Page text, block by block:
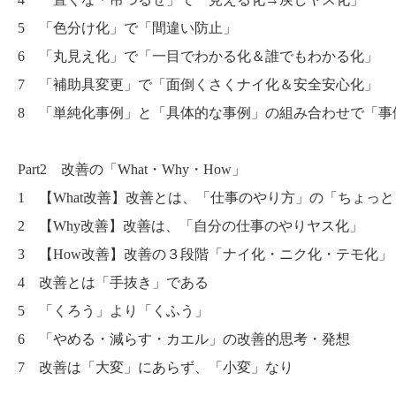
5 「色分け化」で「間違い防止」
6 「丸見え化」で「一目でわかる化＆誰でもわかる化」
7 「補助具変更」で「面倒くさくナイ化＆安全安心化」
8 「単純化事例」と「具体的な事例」の組み合わせで「事
Part2 改善の「What・Why・How」
1 【What改善】改善とは、「仕事のやり方」の「ちょっと
2 【Why改善】改善は、「自分の仕事のやりヤス化」
3 【How改善】改善の３段階「ナイ化・ニク化・テモ化」
4 改善とは「手抜き」である
5 「くろう」より「くふう」
6 「やめる・減らす・カエル」の改善的思考・発想
7 改善は「大変」にあらず、「小変」なり